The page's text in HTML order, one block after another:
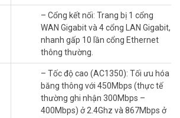
4 ăng-ten ngoài cùng 1 ăng-ten ngầm tối
tập trung sóng đúng thiết bị, hạn chế
lý dễ qua app Tether. Phù hợp mọi gia đình
tiền vào tính năng thừa.
Router Wi-Fi Băng Tần
TP-LINK Archer C6
– Cổng kết nối: Trang bị 1 cổng
WAN Gigabit và 4 cổng LAN Gigabit,
nhanh gấp 10 lần cổng Ethernet
thông thường.
– Tốc độ cao (AC1350): Tối ưu hóa
băng thông với 450Mbps (thực tế
thường ghi nhận 300Mbps –
400Mbps) ở 2.4Ghz và 867Mbps ở